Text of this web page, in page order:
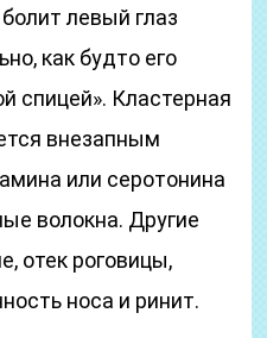
левый глаз
как будто его
спицей». Кластерная
внезапным
или серотонина
волокна. Другие
отек роговицы,
носа и ринит.